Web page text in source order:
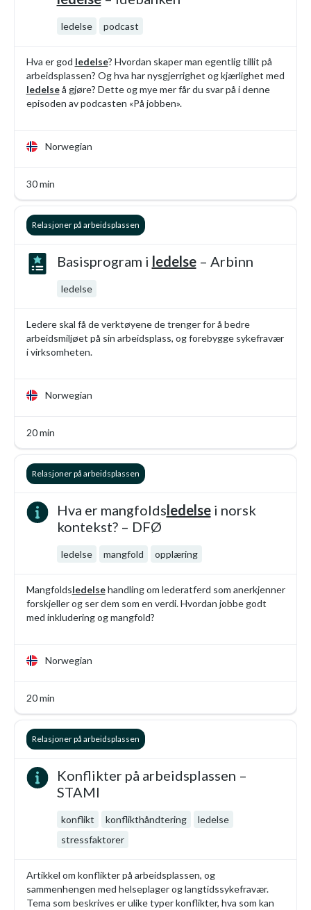
ledelse podcast
Hva er god ledelse? Hvordan skaper man egentlig tillit på
arbeidsplassen? Og hva har nysgjerrighet og kjærlighet med
ledelseå gjøre? Dette og mye mer får du svar på i denne
episoden av podcasten «På jobben».
Norwegian
30 min
Basisprogram i ledelse– Arbinn
ledelse
Ledere skal få de verktøyene de trenger for å bedre
arbeidsmiljøet på sin arbeidsplass, og forebygge sykefravær
i virksomheten.
Norwegian
20 min
Relasjoner på arbeidsplassen
Hva er mangfoldsledelsei norsk
kontekst? – DFØ
ledelse mangfold opplæring
Mangfoldsledelsehandling om lederatferd som anerkjenner
forskjeller og ser dem som en verdi. Hvordan jobbe godt
med inkludering og mangfold?
Norwegian
20 min
Relasjoner på arbeidsplassen
Konflikter på arbeidsplassen –
STAMI
konflikt konflikthåndtering
ledelse
stressfaktorer
Artikkel om konflikter på arbeidsplassen, og
sammenhengen med helseplager og langtidssykefravær.
Tema som beskrives er ulike typer konflikter, hva som kan
Relasjoner på arbeidsplassen